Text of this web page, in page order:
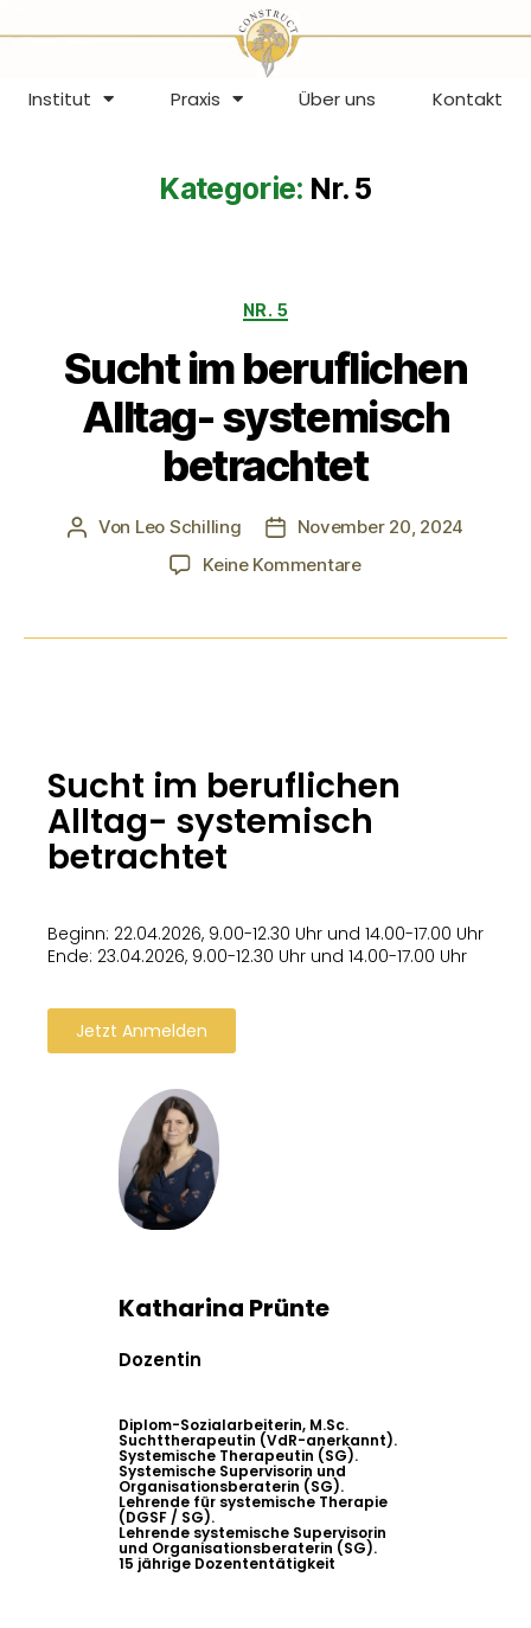
Institut Praxis Über uns Kontakt
Kategorie: Nr. 5
NR. 5
Sucht im beruflichen
Alltag- systemisch
betrachtet
Von Leo Schilling
November 20, 2024
Keine Kommentare
Sucht im beruflichen
Alltag- systemisch
betrachtet
Beginn: 22.04.2026, 9.00-12.30 Uhr und 14.00-17.00 Uhr
Ende: 23.04.2026, 9.00-12.30 Uhr und 14.00-17.00 Uhr
Jetzt Anmelden
Katharina Prünte
Dozentin
Diplom-Sozialarbeiterin, M.Sc.
Suchttherapeutin (VdR-anerkannt).
Systemische Therapeutin (SG).
Systemische Supervisorin und
Organisationsberaterin (SG).
Lehrende für systemische Therapie
(DGSF / SG).
Lehrende systemische Supervisorin
und Organisationsberaterin (SG).
15 jährige Dozententätigkeit